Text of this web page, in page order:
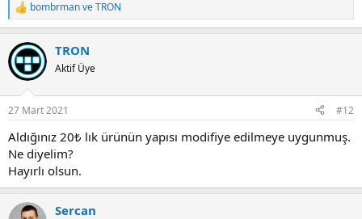
R
e
c
t
i
s
bombrmanveTRON
TRON
Aktif Üye
27 Mart 2021 #12
Aldığınız 20₺ lık ürünün yapısı modifiye edilmeye uygunmuş.
Ne diyelim?
Hayırlı olsun.
Sercan